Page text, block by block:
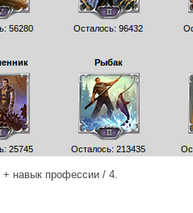
навык профессии / 4.